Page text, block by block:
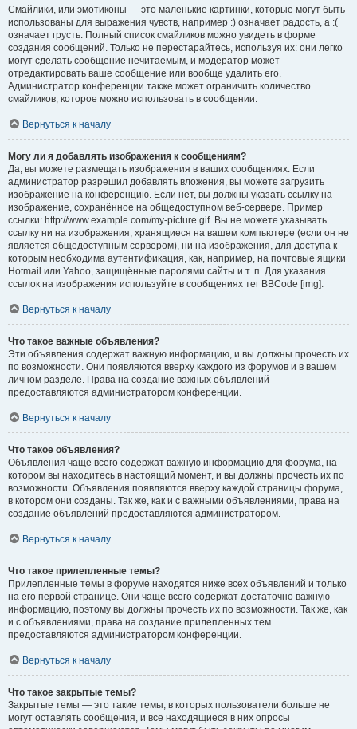
Смайлики, или эмотиконы — это маленькие картинки, которые могут быть
использованы для выражения чувств, например :) означает радость, а :(
означает грусть. Полный список смайликов можно увидеть в форме
создания сообщений. Только не перестарайтесь, используя их: они легко
могут сделать сообщение нечитаемым, и модератор может
отредактировать ваше сообщение или вообще удалить его.
Администратор конференции также может ограничить количество
смайликов, которое можно использовать в сообщении.
Вернуться к началу
Могу ли я добавлять изображения к сообщениям?
Да, вы можете размещать изображения в ваших сообщениях. Если
администратор разрешил добавлять вложения, вы можете загрузить
изображение на конференцию. Если нет, вы должны указать ссылку на
изображение, сохранённое на общедоступном веб-сервере. Пример
ссылки: http://www.example.com/my-picture.gif. Вы не можете указывать
ссылку ни на изображения, хранящиеся на вашем компьютере (если он не
является общедоступным сервером), ни на изображения, для доступа к
которым необходима аутентификация, как, например, на почтовые ящики
Hotmail или Yahoo, защищённые паролями сайты и т. п. Для указания
ссылок на изображения используйте в сообщениях тег BBCode [img].
Вернуться к началу
Что такое важные объявления?
Эти объявления содержат важную информацию, и вы должны прочесть их
по возможности. Они появляются вверху каждого из форумов и в вашем
личном разделе. Права на создание важных объявлений
предоставляются администратором конференции.
Вернуться к началу
Что такое объявления?
Объявления чаще всего содержат важную информацию для форума, на
котором вы находитесь в настоящий момент, и вы должны прочесть их по
возможности. Объявления появляются вверху каждой страницы форума,
в котором они созданы. Так же, как и с важными объявлениями, права на
создание объявлений предоставляются администратором.
Вернуться к началу
Что такое прилепленные темы?
Прилепленные темы в форуме находятся ниже всех объявлений и только
на его первой странице. Они чаще всего содержат достаточно важную
информацию, поэтому вы должны прочесть их по возможности. Так же, как
и с объявлениями, права на создание прилепленных тем
предоставляются администратором конференции.
Вернуться к началу
Что такое закрытые темы?
Закрытые темы — это такие темы, в которых пользователи больше не
могут оставлять сообщения, и все находящиеся в них опросы